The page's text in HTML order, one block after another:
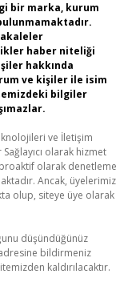
bir marka, kurum
haber niteliği
hakkında
ve kişiler ile isim
bilgiler
ve İletişim
olarak hizmet
olarak denetleme
Ancak, üyelerimiz
olup, siteye üye olarak
düşündüğünüz
bildirmeniz
kaldırılacaktır.